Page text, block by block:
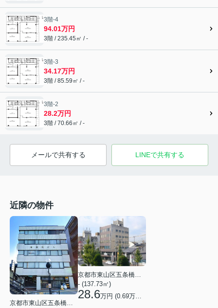
3階-4
94.01万円
3階 / 235.45㎡ / -
3階-3
34.17万円
3階 / 85.59㎡ / -
3階-2
28.2万円
3階 / 70.66㎡ / -
メールで共有する LINEで共有する
近隣の物件
京都市東山区五条橋東４丁目
京都市東山区五条橋東２丁目
- (137.73㎡)
28.6万円 (0.69万円/坪)